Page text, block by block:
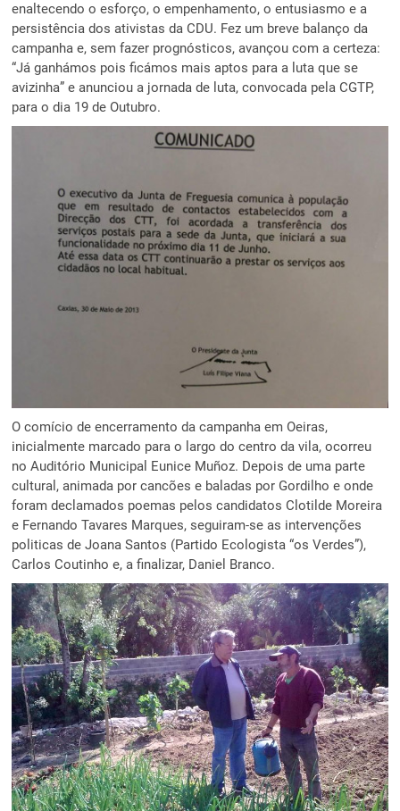
enaltecendo o esforço, o empenhamento, o entusiasmo e a
persistência dos ativistas da CDU. Fez um breve balanço da
campanha e, sem fazer prognósticos, avançou com a certeza:
“Já ganhámos pois ficámos mais aptos para a luta que se
avizinha” e anunciou a jornada de luta, convocada pela CGTP,
para o dia 19 de Outubro.
O comício de encerramento da campanha em Oeiras,
inicialmente marcado para o largo do centro da vila, ocorreu
no Auditório Municipal Eunice Muñoz. Depois de uma parte
cultural, animada por cancões e baladas por Gordilho e onde
foram declamados poemas pelos candidatos Clotilde Moreira
e Fernando Tavares Marques, seguiram-se as intervenções
politicas de Joana Santos (Partido Ecologista “os Verdes”),
Carlos Coutinho e, a finalizar, Daniel Branco.